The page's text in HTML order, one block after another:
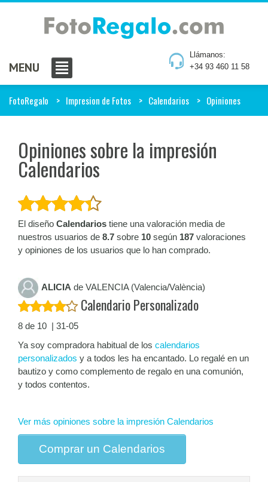
Llámanos:
+34 93 460 11 58
MENU
FotoRegalo Impresion de Fotos Calendarios Opiniones
Opiniones sobre la impresión
Calendarios
El diseño Calendarios tiene una valoración media de
nuestros usuarios de 8.7 sobre 10 según 187 valoraciones
y opiniones de los usuarios que lo han comprado.
ALICIA de VALENCIA (Valencia/València)
Calendario Personalizado
8 de 10 | 31-05
Ya soy compradora habitual de los calendarios
personalizados y a todos les ha encantado. Lo regalé en un
bautizo y como complemento de regalo en una comunión,
y todos contentos.
Ver más opiniones sobre la impresión Calendarios
Comprar un Calendarios